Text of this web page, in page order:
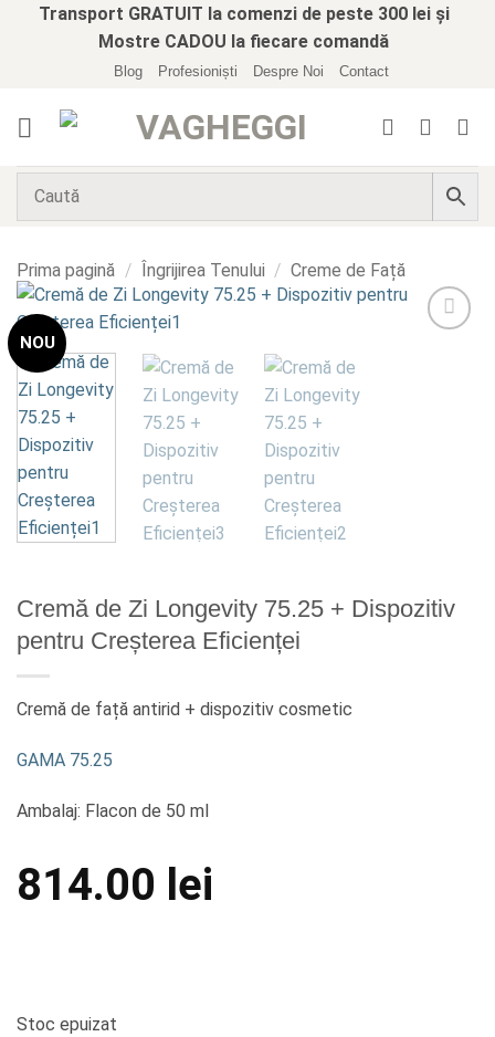
Transport GRATUIT la comenzi de peste 300 lei și
Mostre CADOU la fiecare comandă
Blog Profesioniști Despre Noi Contact
Prima pagină / Îngrijirea Tenului / Creme de Față
NOU
Cremă de Zi Longevity 75.25 + Dispozitiv
pentru Creșterea Eficienței
Cremă de față antirid + dispozitiv cosmetic
GAMA 75.25
Ambalaj: Flacon de 50 ml
814.00 lei
Stoc epuizat